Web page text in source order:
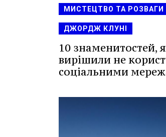
МИСТЕЦТВО ТА РОЗВАГИ
ДЖОРДЖ КЛУНІ
10 знаменитостей,
вирішили не
соціальними